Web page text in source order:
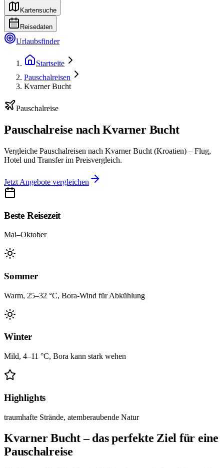
Kartensuche
Reisedaten
Urlaubsfinder
Startseite
Pauschalreisen
Kvarner Bucht
Pauschalreise
Pauschalreise nach Kvarner Bucht
Vergleiche Pauschalreisen nach Kvarner Bucht (Kroatien) – Flug,
Hotel und Transfer im Preisvergleich.
Jetzt Angebote vergleichen
Beste Reisezeit
Mai–Oktober
Sommer
Warm, 25–32 °C, Bora-Wind für Abkühlung
Winter
Mild, 4–11 °C, Bora kann stark wehen
Highlights
traumhafte Strände, atemberaubende Natur
Kvarner Bucht – das perfekte Ziel für eine
Pauschalreise